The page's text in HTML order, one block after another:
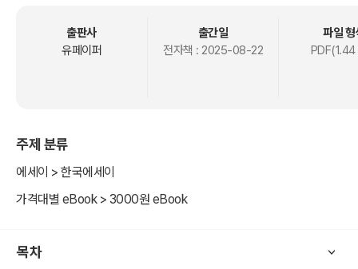
귀중한 사건과 만남이었다. 내 인생은 신앙의 여정과도 같다. 그 후 내
출판사
유페이퍼
출간일
전자책 : 2025-08-22
파일 형
주제 분류
에세이 > 한국에세이
가격대별 eBook > 3000원 eBook
목차